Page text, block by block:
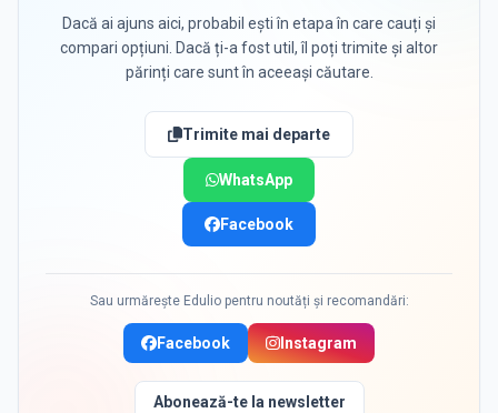
Dacă ai ajuns aici, probabil ești în etapa în care cauți și
compari opțiuni. Dacă ți-a fost util, îl poți trimite și altor
părinți care sunt în aceeași căutare.
Trimite mai departe
WhatsApp
Facebook
Sau urmărește Edulio pentru noutăți și recomandări:
Facebook Instagram
Abonează-te la newsletter